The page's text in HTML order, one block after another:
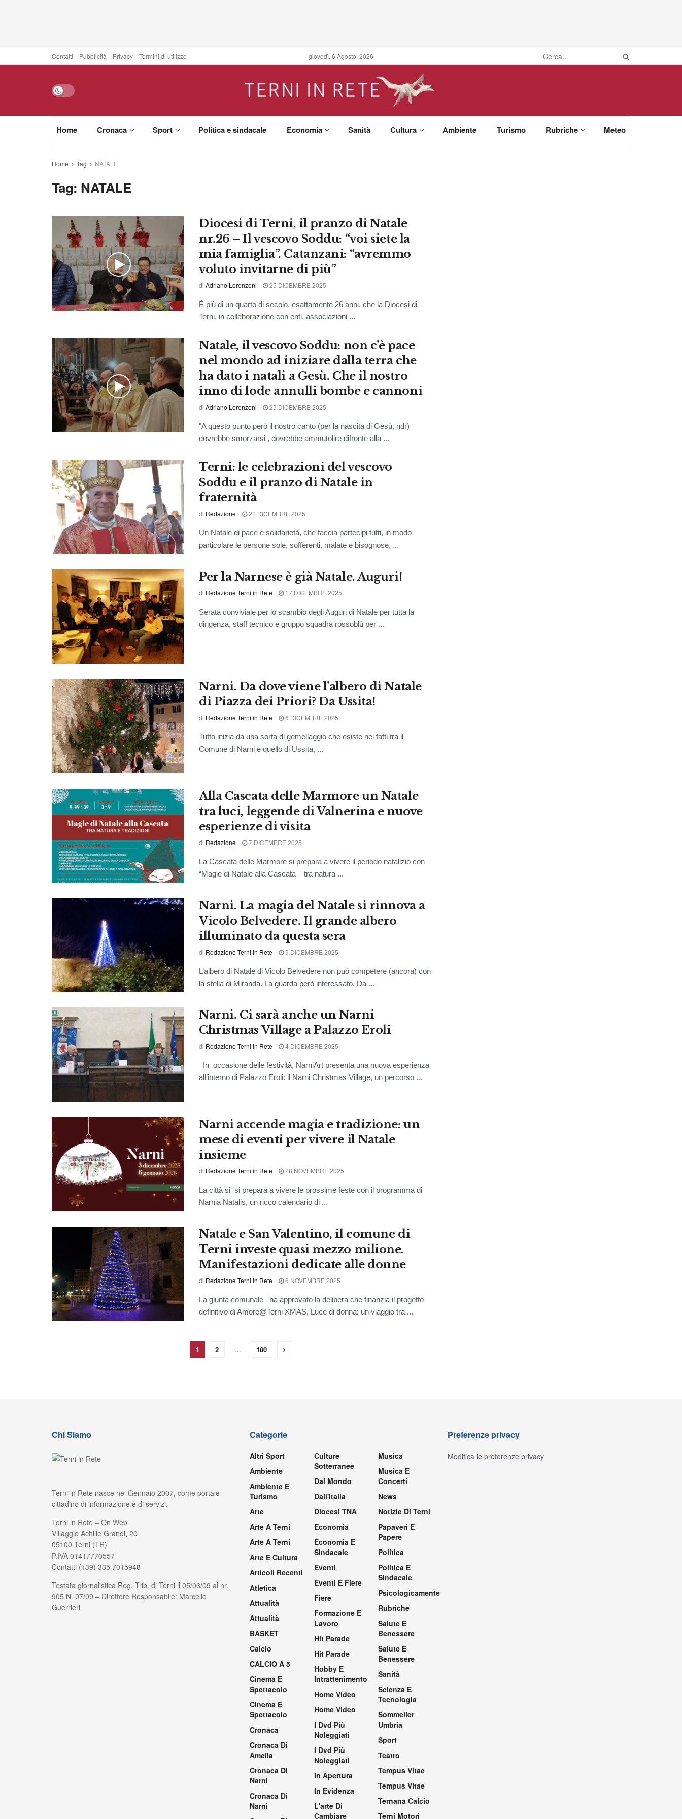
Contatti Pubblicità Privacy Termini di utilizzo giovedì, 6 Agosto, 2026
Home Cronaca Sport Politica e sindacale Economia Sanità Cultura Ambiente Turismo Rubriche Meteo
Home Tag NATALE
Tag: NATALE
Diocesi di Terni, il pranzo di Natale
nr.26 – Il vescovo Soddu: “voi siete la
mia famiglia”. Catanzani: “avremmo
voluto invitarne di più”
di Adriano Lorenzoni 25 DICEMBRE 2025
È più di un quarto di secolo, esattamente 26 anni, che la Diocesi di
Terni, in collaborazione con enti, associazioni ...
Natale, il vescovo Soddu: non c’è pace
nel mondo ad iniziare dalla terra che
ha dato i natali a Gesù. Che il nostro
inno di lode annulli bombe e cannoni
di Adriano Lorenzoni 25 DICEMBRE 2025
"A questo punto però il nostro canto (per la nascita di Gesù, ndr)
dovrebbe smorzarsi , dovrebbe ammutolire difronte alla ...
Terni: le celebrazioni del vescovo
Soddu e il pranzo di Natale in
fraternità
di Redazione 21 DICEMBRE 2025
Un Natale di pace e solidarietà, che faccia partecipi tutti, in modo
particolare le persone sole, sofferenti, malate e bisognose, ...
Per la Narnese è già Natale. Auguri!
di Redazione Terni in Rete 17 DICEMBRE 2025
Serata conviviale per lo scambio degli Auguri di Natale per tutta la
dirigenza, staff tecnico e gruppo squadra rossoblù per ...
Narni. Da dove viene l’albero di Natale
di Piazza dei Priori? Da Ussita!
di Redazione Terni in Rete 6 DICEMBRE 2025
Tutto inizia da una sorta di gemellaggio che esiste nei fatti tra il
Comune di Narni e quello di Ussita, ...
Alla Cascata delle Marmore un Natale
tra luci, leggende di Valnerina e nuove
esperienze di visita
di Redazione 7 DICEMBRE 2025
La Cascata delle Marmore si prepara a vivere il periodo natalizio con
“Magie di Natale alla Cascata – tra natura ...
Narni. La magia del Natale si rinnova a
Vicolo Belvedere. Il grande albero
illuminato da questa sera
di Redazione Terni in Rete 5 DICEMBRE 2025
L’albero di Natale di Vicolo Belvedere non può competere (ancora) con
la stella di Miranda. La guarda però interessato. Da ...
Narni. Ci sarà anche un Narni
Christmas Village a Palazzo Eroli
di Redazione Terni in Rete 4 DICEMBRE 2025
In occasione delle festività, NarniArt presenta una nuova esperienza
all’interno di Palazzo Eroli: il Narni Christmas Village, un percorso ...
Narni accende magia e tradizione: un
mese di eventi per vivere il Natale
insieme
di Redazione Terni in Rete 28 NOVEMBRE 2025
La città si si prepara a vivere le prossime feste con il programma di
Narnia Natalis, un ricco calendario di ...
Natale e San Valentino, il comune di
Terni investe quasi mezzo milione.
Manifestazioni dedicate alle donne
di Redazione Terni in Rete 6 NOVEMBRE 2025
La giunta comunale ha approvato la delibera che finanzia il progetto
definitivo di Amore@Terni XMAS, Luce di donna: un viaggio tra ...
1 2 … 100
Chi Siamo
Terni in Rete nasce nel Gennaio 2007, come portale
cittadino di informazione e di servizi.
Terni in Rete – On Web
Villaggio Achille Grandi, 20
05100 Terni (TR)
P.IVA 01417770557
Contatti (+39) 335 7015948
Testata giornalistica Reg. Trib. di Terni il 05/06/09 al nr.
905 N. 07/09 – Direttore Responsabile: Marcello
Guerrieri
Categorie
Altri Sport
Ambiente
Ambiente E
Turismo
Arte
Arte A Terni
Arte A Terni
Arte E Cultura
Articoli Recenti
Atletica
Attualità
Attualità
BASKET
Calcio
CALCIO A 5
Cinema E
Spettacolo
Cinema E
Spettacolo
Cronaca
Cronaca Di
Amelia
Cronaca Di
Narni
Cronaca Di
Narni
Culture
Sotterranee
Dal Mondo
Dall'Italia
Diocesi TNA
Economia
Economia E
Sindacale
Eventi
Eventi E Fiere
Fiere
Formazione E
Lavoro
Hit Parade
Hit Parade
Hobby E
Intrattenimento
Home Video
Home Video
I Dvd Più
Noleggiati
I Dvd Più
Noleggiati
In Apertura
In Evidenza
L'arte Di
Cambiare
Musica
Musica E
Concerti
News
Notizie Di Terni
Papaveri E
Papere
Politica
Politica E
Sindacale
Psicologicamente
Rubriche
Salute E
Benessere
Salute E
Benessere
Sanità
Scienza E
Tecnologia
Sommelier
Umbria
Sport
Teatro
Tempus Vitae
Tempus Vitae
Ternana Calcio
Terni Motori
Preferenze privacy
Modifica le preferenze privacy